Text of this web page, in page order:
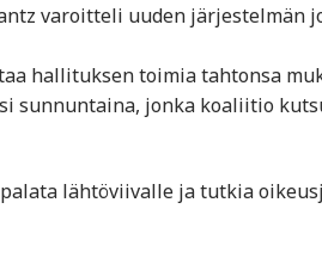
varoitteli uuden järjestelmän
hallituksen toimia tahtonsa
sunnuntaina, jonka koaliitio
lähtöviivalle ja tutkia